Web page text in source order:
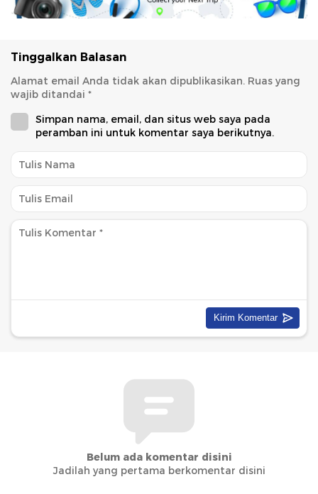
Tinggalkan Balasan
Alamat email Anda tidak akan dipublikasikan. Ruas yang
wajib ditandai *
Simpan nama, email, dan situs web saya pada
peramban ini untuk komentar saya berikutnya.
Belum ada komentar disini
Jadilah yang pertama berkomentar disini